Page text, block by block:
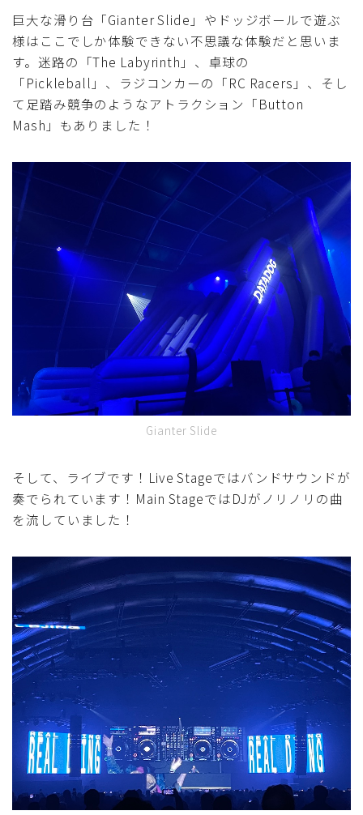
巨大な滑り台「Gianter Slide」やドッジボールで遊ぶ
様はここでしか体験できない不思議な体験だと思いま
す。迷路の「The Labyrinth」、卓球の
「Pickleball」、ラジコンカーの「RC Racers」、そし
て足踏み競争のようなアトラクション「Button
Mash」もありました！
Gianter Slide
そして、ライブです！Live Stageではバンドサウンドが
奏でられています！Main StageではDJがノリノリの曲
を流していました！